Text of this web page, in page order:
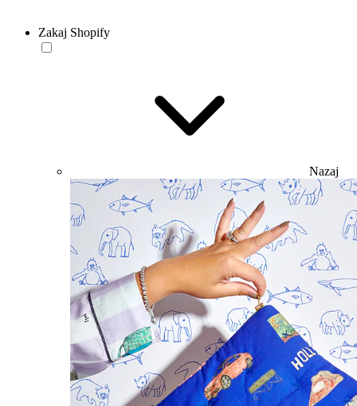
Zakaj Shopify
Nazaj